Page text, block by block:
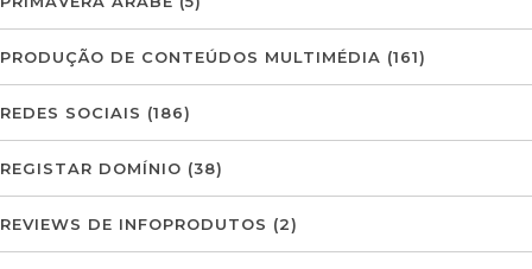
PRODUÇÃO DE CONTEÚDOS MULTIMÉDIA (161)
REDES SOCIAIS (186)
REGISTAR DOMÍNIO (38)
REVIEWS DE INFOPRODUTOS (2)